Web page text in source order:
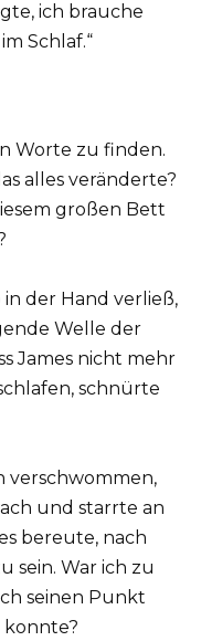
ich brauche
Schlaf.“
Worte zu finden.
alles veränderte?
großen Bett
der Hand verließ,
Welle der
James nicht mehr
schnürte
verschwommen,
und starrte an
bereute, nach
sein. War ich zu
seinen Punkt
konnte?